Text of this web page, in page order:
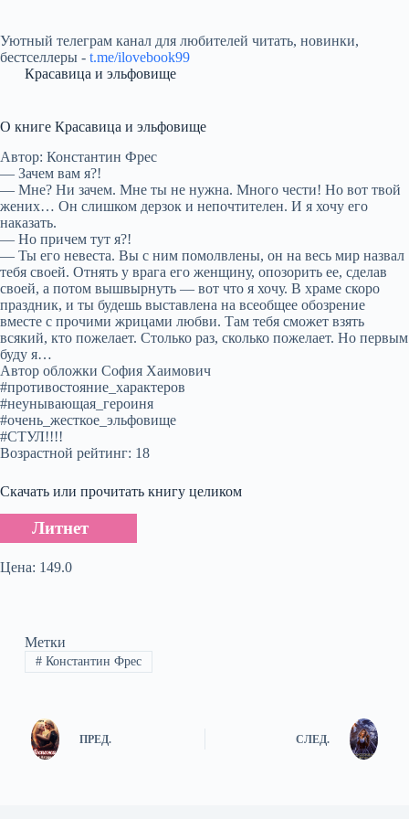
Уютный телеграм канал для любителей читать, новинки,
бестселлеры - t.me/ilovebook99
Красавица и эльфовище
О книге Красавица и эльфовище
Автор: Константин Фрес
— Зачем вам я?!
— Мне? Ни зачем. Мне ты не нужна. Много чести! Но вот твой
жених… Он слишком дерзок и непочтителен. И я хочу его
наказать.
— Но причем тут я?!
— Ты его невеста. Вы с ним помолвлены, он на весь мир назвал
тебя своей. Отнять у врага его женщину, опозорить ее, сделав
своей, а потом вышвырнуть — вот что я хочу. В храме скоро
праздник, и ты будешь выставлена на всеобщее обозрение
вместе с прочими жрицами любви. Там тебя сможет взять
всякий, кто пожелает. Столько раз, сколько пожелает. Но первым
буду я…
Автор обложки София Хаимович
#противостояние_характеров
#неунывающая_героиня
#очень_жесткое_эльфовище
#СТУЛ!!!!
Возрастной рейтинг: 18
Скачать или прочитать книгу целиком
Литнет
Цена: 149.0
Метки
#Константин Фрес
ПРЕД. СЛЕД.